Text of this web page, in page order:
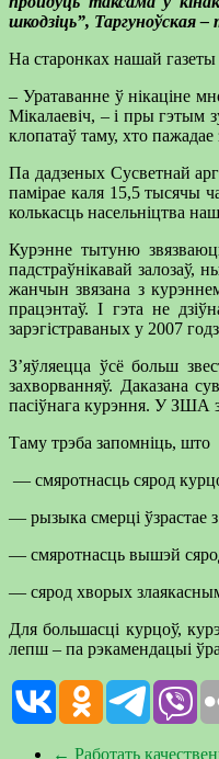
шкодзіць”, Таргуноўская
На старонках нашай
– Уратаванне ў нікаціне
Мікалаевіч, – і пры гэтым
клопатаў таму, хто пажадае
Па дадзеных Сусветнай
памірае каля 15,5 тысячы
колькасць насельніцтва
Курэнне тытуню
падстраўнікавай залозаў,
жанчын звязана з
працэнтаў. І гэта не
зарэгістраваных у 2007
З’яўляецца ўсё больш
захворванняў. Даказана
пасіўнага курэння. У ЗША
Таму трэба запомніць, што
— смяротнасць сярод
— рызыка смерці ўзрастае
— смяротнасць вышэй
— сярод хворых
Для большасці курцоў,
лепш – па рэкамендацыі
← Работать